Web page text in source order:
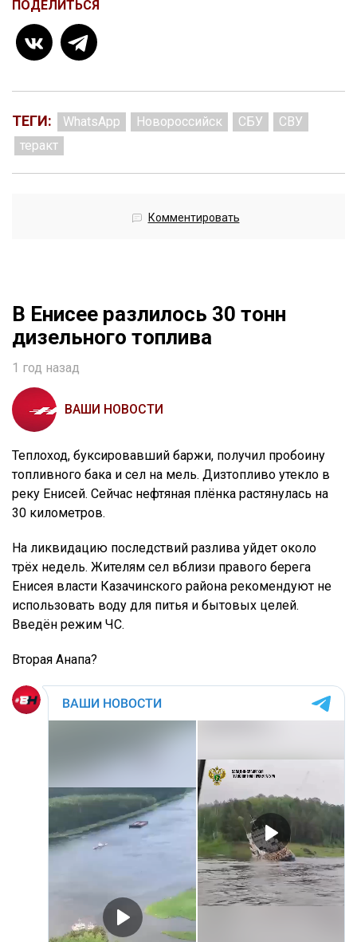
ПОДЕЛИТЬСЯ
ТЕГИ: WhatsApp Новороссийск СБУ
СВУ
теракт
Комментировать
В Енисее разлилось 30 тонн
дизельного топлива
1 год назад
ВАШИ НОВОСТИ
Теплоход, буксировавший баржи, получил пробоину
топливного бака и сел на мель. Дизтопливо утекло в
реку Енисей. Сейчас нефтяная плёнка растянулась на
30 километров.
На ликвидацию последствий разлива уйдет около
трёх недель. Жителям сел вблизи правого берега
Енисея власти Казачинского района рекомендуют не
использовать воду для питья и бытовых целей.
Введён режим ЧС.
Вторая Анапа?